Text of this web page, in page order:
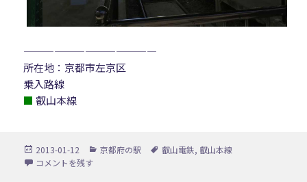
—————————————
所在地：京都市左京区
乗入路線
■ 叡山本線
投
稿
2013-01-12
カ
京都府の駅
タ
叡山電鉄, 叡山本線
八瀬比叡山口駅 に
コメントを残す